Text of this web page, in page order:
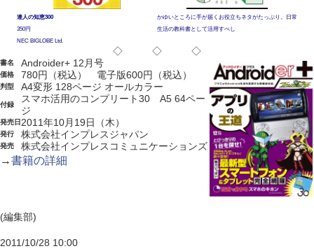
達人の知恵300
350円
NEC BIGLOBE Ltd.
かゆいところに手が届くお役立ちネタがたっぷり。日常
生活の教科書として活用すべし
◇ ◇ ◇
書名 Androider+ 12月号
価格 780円（税込） 電子版600円（税込）
判型 A4変形 128ページ オールカラー
付録
スマホ活用のコンプリート30 A5 64ペー
ジ
発売日 2011年10月19日（木）
発行 株式会社インプレスジャパン
発売 株式会社インプレスコミュニケーションズ
→書籍の詳細
(編集部)
2011/10/28 10:00